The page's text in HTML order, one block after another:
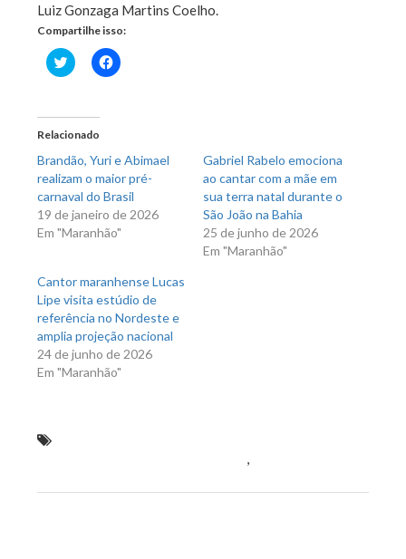
Luiz Gonzaga Martins Coelho.
Compartilhe isso:
Clique
para
em
nova
janela)
Clique
para
Relacionado
Brandão, Yuri e Abimael
realizam o maior pré-
carnaval do Brasil
19 de janeiro de 2026
Em "Maranhão"
Gabriel Rabelo emociona
ao cantar com a mãe em
sua terra natal durante o
São João na Bahia
25 de junho de 2026
Em "Maranhão"
Cantor maranhense Lucas
Lipe visita estúdio de
referência no Nordeste e
amplia projeção nacional
24 de junho de 2026
Em "Maranhão"
,